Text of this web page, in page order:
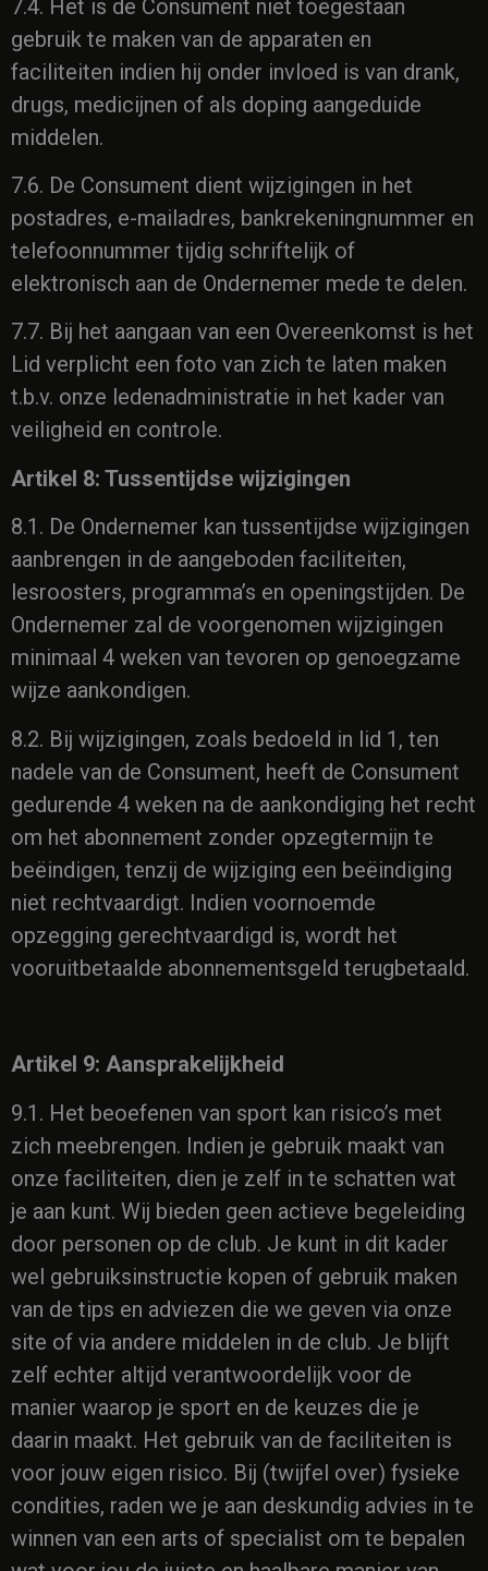
7.4. Het is de Consument niet toegestaan
gebruik te maken van de apparaten en
faciliteiten indien hij onder invloed is van drank,
drugs, medicijnen of als doping aangeduide
middelen.
7.6. De Consument dient wijzigingen in het
postadres, e-mailadres, bankrekeningnummer en
telefoonnummer tijdig schriftelijk of
elektronisch aan de Ondernemer mede te delen.
7.7. Bij het aangaan van een Overeenkomst is het
Lid verplicht een foto van zich te laten maken
t.b.v. onze ledenadministratie in het kader van
veiligheid en controle.
Artikel 8: Tussentijdse wijzigingen
8.1. De Ondernemer kan tussentijdse wijzigingen
aanbrengen in de aangeboden faciliteiten,
lesroosters, programma’s en openingstijden. De
Ondernemer zal de voorgenomen wijzigingen
minimaal 4 weken van tevoren op genoegzame
wijze aankondigen.
8.2. Bij wijzigingen, zoals bedoeld in lid 1, ten
nadele van de Consument, heeft de Consument
gedurende 4 weken na de aankondiging het recht
om het abonnement zonder opzegtermijn te
beëindigen, tenzij de wijziging een beëindiging
niet rechtvaardigt. Indien voornoemde
opzegging gerechtvaardigd is, wordt het
vooruitbetaalde abonnementsgeld terugbetaald.
Artikel 9: Aansprakelijkheid
9.1. Het beoefenen van sport kan risico’s met
zich meebrengen. Indien je gebruik maakt van
onze faciliteiten, dien je zelf in te schatten wat
je aan kunt. Wij bieden geen actieve begeleiding
door personen op de club. Je kunt in dit kader
wel gebruiksinstructie kopen of gebruik maken
van de tips en adviezen die we geven via onze
site of via andere middelen in de club. Je blijft
zelf echter altijd verantwoordelijk voor de
manier waarop je sport en de keuzes die je
daarin maakt. Het gebruik van de faciliteiten is
voor jouw eigen risico. Bij (twijfel over) fysieke
condities, raden we je aan deskundig advies in te
winnen van een arts of specialist om te bepalen